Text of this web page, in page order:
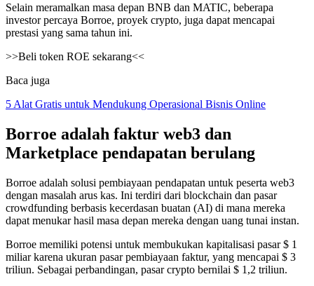
Selain meramalkan masa depan BNB dan MATIC, beberapa
investor percaya Borroe, proyek crypto, juga dapat mencapai
prestasi yang sama tahun ini.
>>Beli token ROE sekarang<<
Baca juga
5 Alat Gratis untuk Mendukung Operasional Bisnis Online
Borroe adalah faktur web3 dan
Marketplace pendapatan berulang
Borroe adalah solusi pembiayaan pendapatan untuk peserta web3
dengan masalah arus kas. Ini terdiri dari blockchain dan pasar
crowdfunding berbasis kecerdasan buatan (AI) di mana mereka
dapat menukar hasil masa depan mereka dengan uang tunai instan.
Borroe memiliki potensi untuk membukukan kapitalisasi pasar $ 1
miliar karena ukuran pasar pembiayaan faktur, yang mencapai $ 3
triliun. Sebagai perbandingan, pasar crypto bernilai $ 1,2 triliun.